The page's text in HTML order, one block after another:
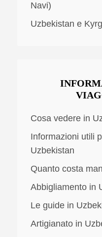
Navi)
Uzbekistan e
Cosa vedere in
Informazioni utili
Uzbekistan
Quanto costa
Abbigliamento in
Le guide in
Artigianato in